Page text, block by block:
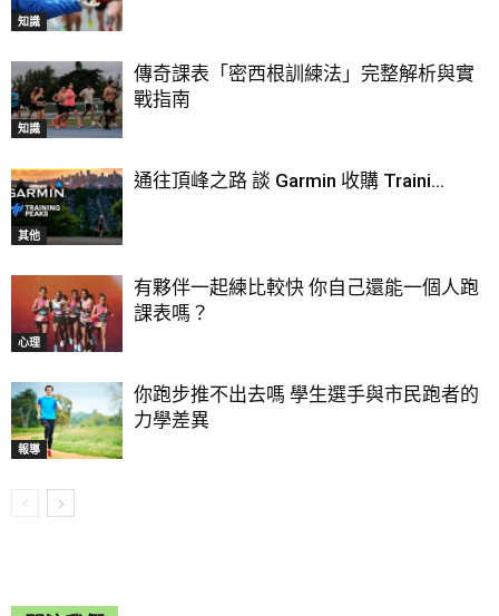
知識
知識
傳奇課表「密西根訓練法」完整解析與實
戰指南
其他
通往頂峰之路 談 Garmin 收購 Traini...
心理
有夥伴一起練比較快 你自己還能一個人跑
課表嗎？
報導
你跑步推不出去嗎 學生選手與市民跑者的
力學差異